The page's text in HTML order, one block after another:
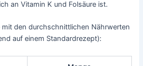
an Vitamin K und Folsäure ist.
mit den durchschnittlichen Nährwerten
auf einem Standardrezept):